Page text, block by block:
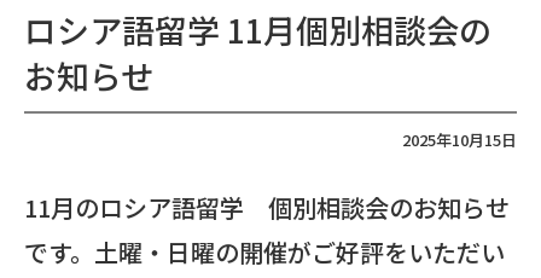
ロシア語留学 11月個別相談会の
お知らせ
2025年10月15日
11月のロシア語留学 個別相談会のお知らせ
です。土曜・日曜の開催がご好評をいただい